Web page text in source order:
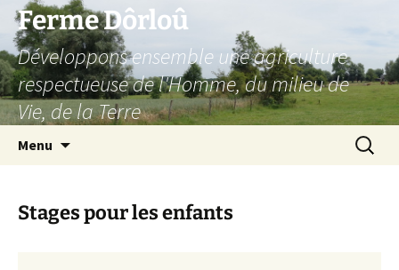
Aller
contenu
Ferme Dôrloû
Développons ensemble une agriculture
respectueuse de l'Homme, du milieu de
Vie, de la Terre
Menu
Stages pour les enfants